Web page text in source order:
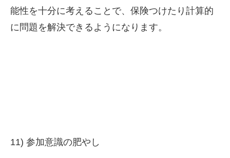
能性を十分に考えることで、保険つけたり計算的
に問題を解決できるようになります。
11) 参加意識の肥やし